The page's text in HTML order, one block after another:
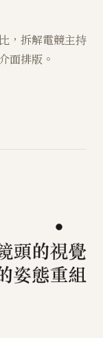
，拆解電競主持
面排版。